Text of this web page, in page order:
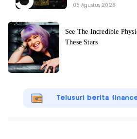
05 Agustus 2026
Telusuri berita